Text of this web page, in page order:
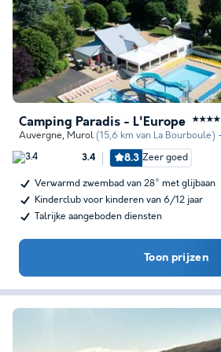
Camping Paradis - L'Europe ★★★★
Auvergne, Murol (15,6 km van La Bourboule)
3.4 8.3 Zeer goed
Verwarmd zwembad van 28° met glijbaan
Kinderclub voor kinderen van 6/12 jaar
Talrijke aangeboden diensten
Toon prijzen